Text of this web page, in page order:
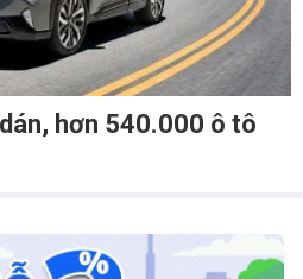
hơn 540.000 ô tô